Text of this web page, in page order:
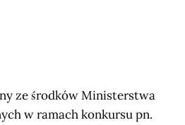
ze środków Ministerstwa
w ramach konkursu pn.